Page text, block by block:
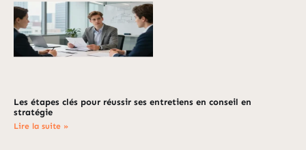
Les étapes clés pour réussir ses entretiens en conseil en
stratégie
Lire la suite »